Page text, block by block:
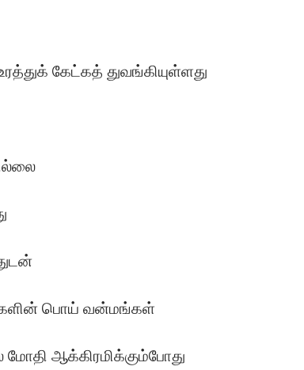
கேட்கத் துவங்கியுள்ளது
பொய் வன்மங்கள்
ஆக்கிரமிக்கும்போது